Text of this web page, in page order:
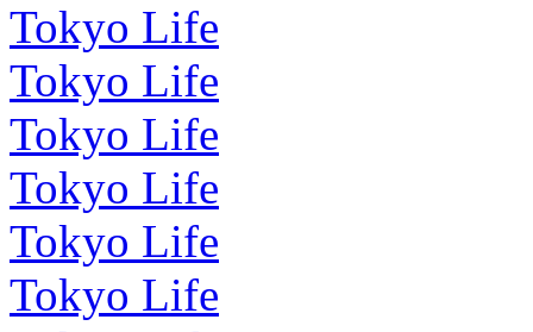
Tokyo Life
Tokyo Life
Tokyo Life
Tokyo Life
Tokyo Life
Tokyo Life